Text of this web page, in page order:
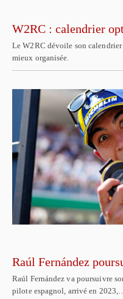
W2RC : calendrier
Le W2RC dévoile son calendrier
mieux organisée.
Raúl Fernández
Raúl Fernández va poursuivre
pilote espagnol, arrivé en